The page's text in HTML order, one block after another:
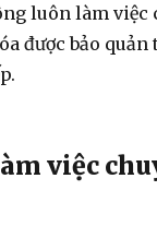
luôn làm việc
được bảo
việc